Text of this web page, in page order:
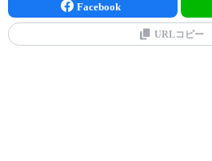
Facebook
URLコピー